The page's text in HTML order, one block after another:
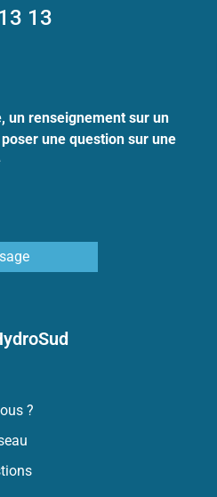
13
un renseignement sur un
une question sur une
?